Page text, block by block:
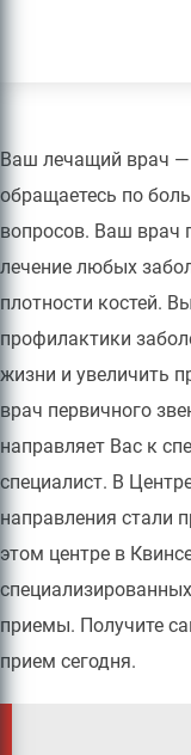
Ваш лечащий врач —
обращаетесь по
вопросов. Ваш врач
лечение любых
плотности костей.
профилактики
жизни и увеличить
врач первичного
направляет Вас к
специалист. В
направления стали
этом центре в
приемы. Получите
прием сегодня.